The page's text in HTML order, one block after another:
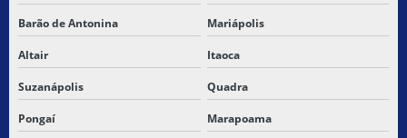
Barão de Antonina Mariápolis
Altair Itaoca
Suzanápolis Quadra
Pongaí Marapoama